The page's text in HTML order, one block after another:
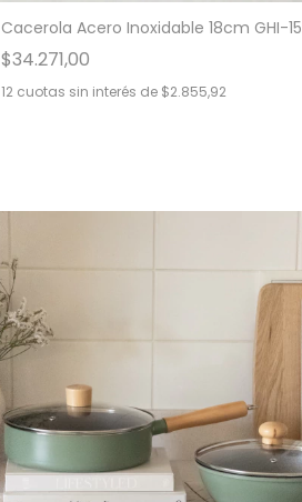
Cacerola Acero Inoxidable 18cm GHI-15
$34.271,00
12 cuotas sin interés de $2.855,92